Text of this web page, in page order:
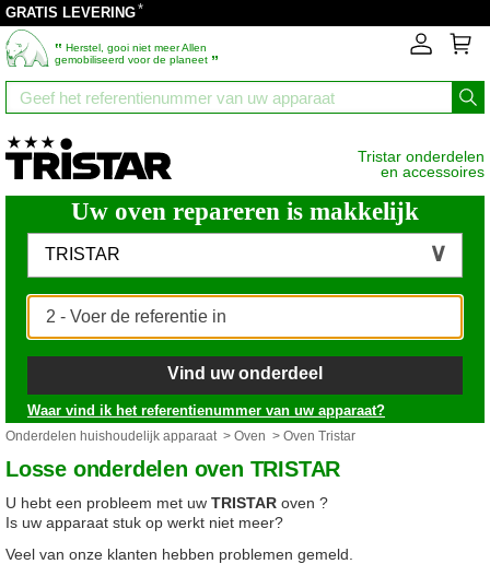
GRATIS LEVERING*
‟ Herstel, gooi niet meer Allen
gemobiliseerd voor de planeet ”
Tristar onderdelen
en accessoires
Uw oven repareren is makkelijk
TRISTAR
Vind uw onderdeel
Waar vind ik het referentienummer van uw apparaat?
Onderdelen huishoudelijk apparaat > Oven > Oven Tristar
Losse onderdelen oven TRISTAR
U hebt een probleem met uw TRISTAR oven ?
Is uw apparaat stuk op werkt niet meer?
Veel van onze klanten hebben problemen gemeld.